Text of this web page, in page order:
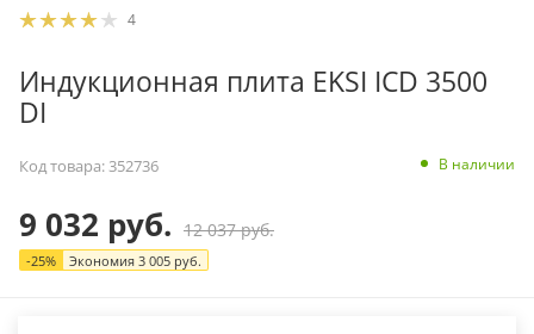
4
Индукционная плита EKSI ICD 3500
DI
Код товара:352736 В наличии
9 032 руб. 12 037руб.
-25% Экономия 3 005 руб.